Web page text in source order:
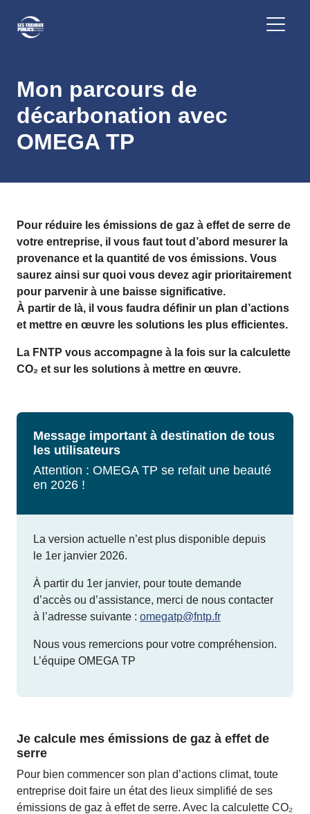
Mon parcours de
décarbonation avec
OMEGA TP
Pour réduire les émissions de gaz à effet de serre de
votre entreprise, il vous faut tout d’abord mesurer la
provenance et la quantité de vos émissions. Vous
saurez ainsi sur quoi vous devez agir prioritairement
pour parvenir à une baisse significative.
À partir de là, il vous faudra définir un plan d’actions
et mettre en œuvre les solutions les plus efficientes.
La FNTP vous accompagne à la fois sur la calculette
CO₂ et sur les solutions à mettre en œuvre.
Message important à destination de tous
les utilisateurs
Attention : OMEGA TP se refait une beauté
en 2026 !
La version actuelle n’est plus disponible depuis
le 1er janvier 2026.
À partir du 1er janvier, pour toute demande
d’accès ou d’assistance, merci de nous contacter
à l’adresse suivante : omegatp@fntp.fr
Nous vous remercions pour votre compréhension.
L’équipe OMEGA TP
Je calcule mes émissions de gaz à effet de
serre
Pour bien commencer son plan d’actions climat, toute
entreprise doit faire un état des lieux simplifié de ses
émissions de gaz à effet de serre. Avec la calculette CO₂